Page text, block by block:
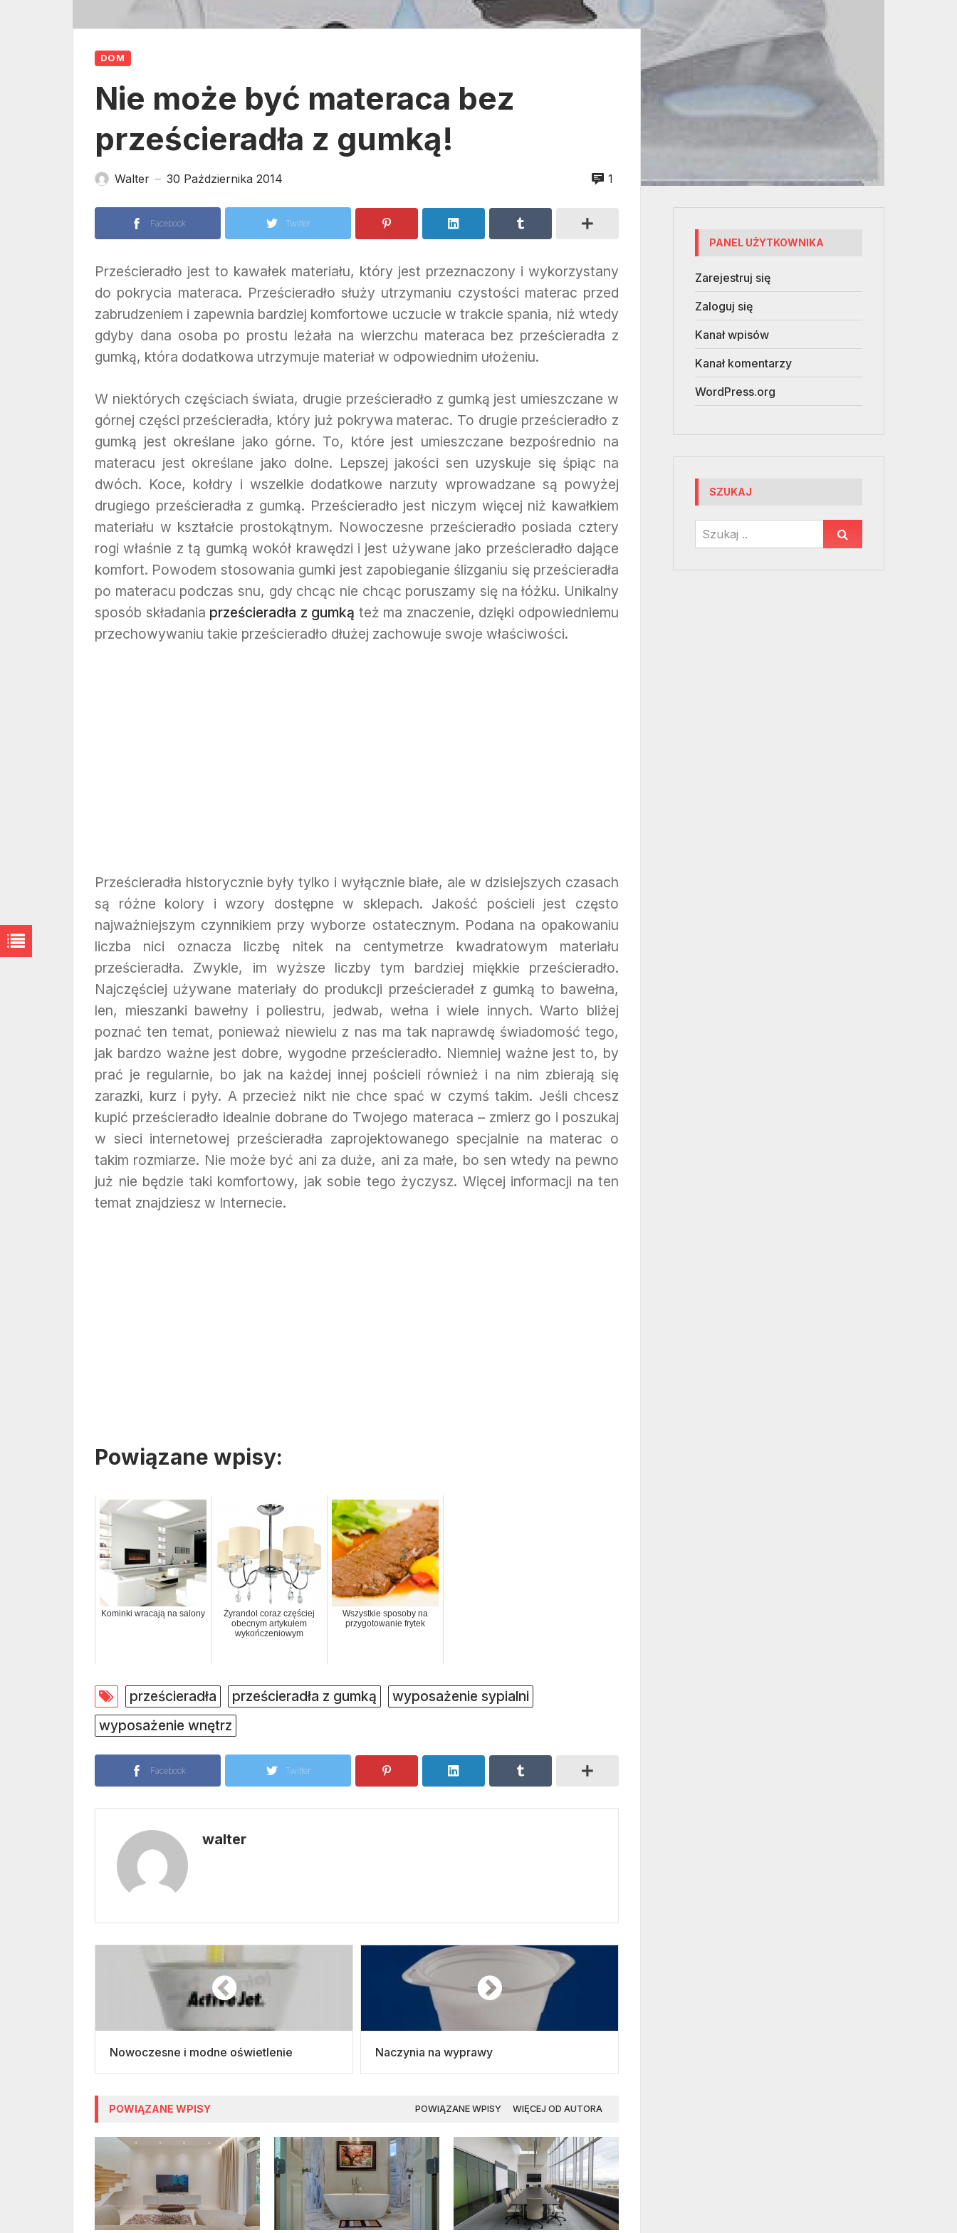
DOM
Nie może być materaca bez
prześcieradła z gumką!
Walter — 30 Października 2014 1
Facebook Twitter
Prześcieradło jest to kawałek materiału, który jest przeznaczony i wykorzystany
do pokrycia materaca. Prześcieradło służy utrzymaniu czystości materac przed
zabrudzeniem i zapewnia bardziej komfortowe uczucie w trakcie spania, niż wtedy
gdyby dana osoba po prostu leżała na wierzchu materaca bez prześcieradła z
gumką, która dodatkowa utrzymuje materiał w odpowiednim ułożeniu.
W niektórych częściach świata, drugie prześcieradło z gumką jest umieszczane w
górnej części prześcieradła, który już pokrywa materac. To drugie prześcieradło z
gumką jest określane jako górne. To, które jest umieszczane bezpośrednio na
materacu jest określane jako dolne. Lepszej jakości sen uzyskuje się śpiąc na
dwóch. Koce, kołdry i wszelkie dodatkowe narzuty wprowadzane są powyżej
drugiego prześcieradła z gumką. Prześcieradło jest niczym więcej niż kawałkiem
materiału w kształcie prostokątnym. Nowoczesne prześcieradło posiada cztery
rogi właśnie z tą gumką wokół krawędzi i jest używane jako prześcieradło dające
komfort. Powodem stosowania gumki jest zapobieganie ślizganiu się prześcieradła
po materacu podczas snu, gdy chcąc nie chcąc poruszamy się na łóżku. Unikalny
sposób składania prześcieradła z gumką też ma znaczenie, dzięki odpowiedniemu
przechowywaniu takie prześcieradło dłużej zachowuje swoje właściwości.
Prześcieradła historycznie były tylko i wyłącznie białe, ale w dzisiejszych czasach
są różne kolory i wzory dostępne w sklepach. Jakość pościeli jest często
najważniejszym czynnikiem przy wyborze ostatecznym. Podana na opakowaniu
liczba nici oznacza liczbę nitek na centymetrze kwadratowym materiału
prześcieradła. Zwykle, im wyższe liczby tym bardziej miękkie prześcieradło.
Najczęściej używane materiały do produkcji prześcieradeł z gumką to bawełna,
len, mieszanki bawełny i poliestru, jedwab, wełna i wiele innych. Warto bliżej
poznać ten temat, ponieważ niewielu z nas ma tak naprawdę świadomość tego,
jak bardzo ważne jest dobre, wygodne prześcieradło. Niemniej ważne jest to, by
prać je regularnie, bo jak na każdej innej pościeli również i na nim zbierają się
zarazki, kurz i pyły. A przecież nikt nie chce spać w czymś takim. Jeśli chcesz
kupić prześcieradło idealnie dobrane do Twojego materaca – zmierz go i poszukaj
w sieci internetowej prześcieradła zaprojektowanego specjalnie na materac o
takim rozmiarze. Nie może być ani za duże, ani za małe, bo sen wtedy na pewno
już nie będzie taki komfortowy, jak sobie tego życzysz. Więcej informacji na ten
temat znajdziesz w Internecie.
Powiązane wpisy:
Kominki wracają na salony
Żyrandol coraz częściej
obecnym artykułem
wykończeniowym
Wszystkie sposoby na
przygotowanie frytek
prześcieradła prześcieradła z gumką
wyposażenie sypialni
wyposażenie wnętrz
Facebook Twitter
walter
Nowoczesne i modne oświetlenie Naczynia na wyprawy
POWIĄZANE WPISY POWIĄZANE WPISY WIĘCEJ OD AUTORA
PANEL UŻYTKOWNIKA
Zarejestruj się
Zaloguj się
Kanał wpisów
Kanał komentarzy
WordPress.org
SZUKAJ